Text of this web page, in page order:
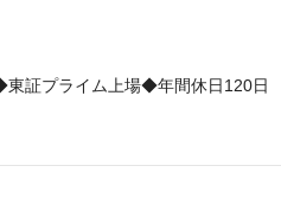
東証プライム上場◆年間休日120日